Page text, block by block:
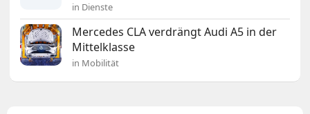
in Dienste
Mercedes CLA verdrängt Audi A5 in der
Mittelklasse
in Mobilität